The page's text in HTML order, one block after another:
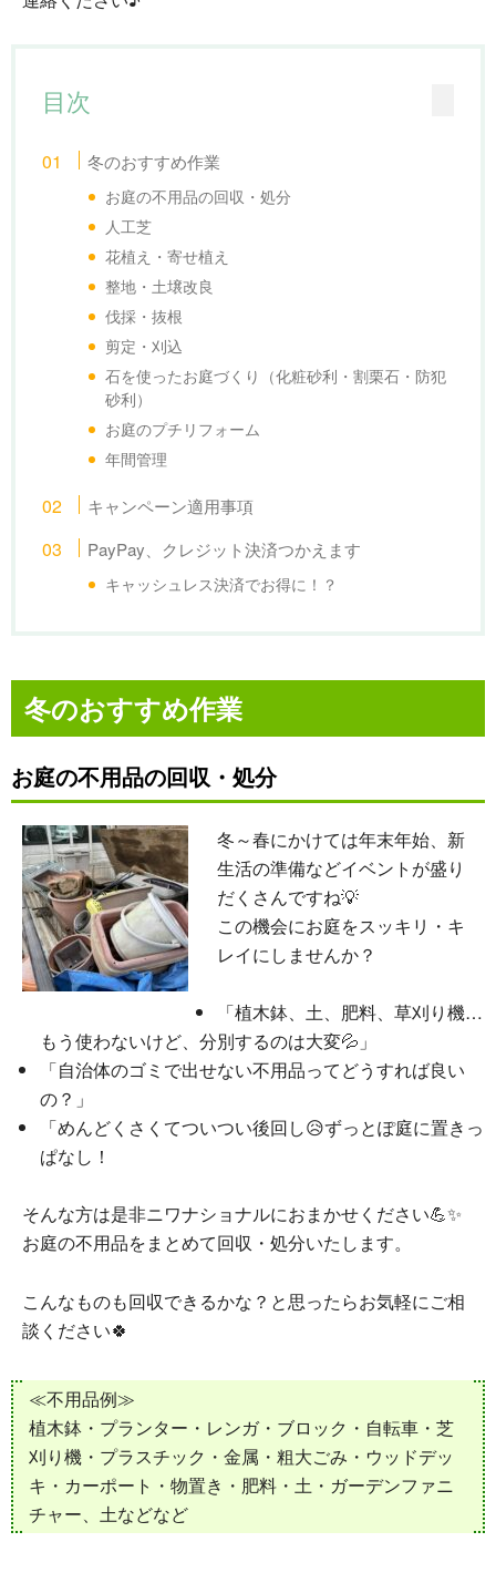
目次
冬のおすすめ作業
お庭の不用品の回収・処分
人工芝
花植え・寄せ植え
整地・土壌改良
伐採・抜根
剪定・刈込
石を使ったお庭づくり（化粧砂利・割栗石・防犯
砂利）
お庭のプチリフォーム
年間管理
キャンペーン適用事項
PayPay、クレジット決済つかえます
キャッシュレス決済でお得に！？
冬のおすすめ作業
お庭の不用品の回収・処分
冬～春にかけては年末年始、新
生活の準備などイベントが盛り
だくさんですね💡
この機会にお庭をスッキリ・キ
レイにしませんか？
「植木鉢、土、肥料、草刈り機…
もう使わないけど、分別するのは大変💦」
「自治体のゴミで出せない不用品ってどうすれば良い
の？」
「めんどくさくてついつい後回し😥ずっとぽ庭に置きっ
ぱなし！
そんな方は是非ニワナショナルにおまかせください💪✨
お庭の不用品をまとめて回収・処分いたします。
こんなものも回収できるかな？と思ったらお気軽にご相
談ください🍀
≪不用品例≫
植木鉢・プランター・レンガ・ブロック・自転車・芝
刈り機・プラスチック・金属・粗大ごみ・ウッドデッ
キ・カーポート・物置き・肥料・土・ガーデンファニ
チャー、土などなど